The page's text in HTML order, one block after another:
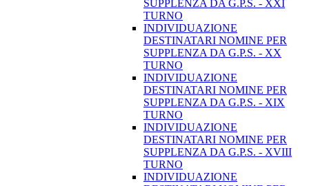
SUPPLENZA DA G.P.S. - XXI
TURNO
INDIVIDUAZIONE
DESTINATARI NOMINE PER
SUPPLENZA DA G.P.S. - XX
TURNO
INDIVIDUAZIONE
DESTINATARI NOMINE PER
SUPPLENZA DA G.P.S. - XIX
TURNO
INDIVIDUAZIONE
DESTINATARI NOMINE PER
SUPPLENZA DA G.P.S. - XVIII
TURNO
INDIVIDUAZIONE